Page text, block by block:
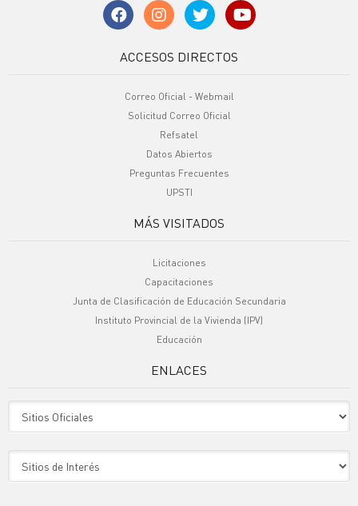
ACCESOS DIRECTOS
Correo Oficial - Webmail
Solicitud Correo Oficial
Refsatel
Datos Abiertos
Preguntas Frecuentes
UPSTI
MÁS VISITADOS
Licitaciones
Capacitaciones
Junta de Clasificación de Educación Secundaria
Instituto Provincial de la Vivienda (IPV)
Educación
ENLACES